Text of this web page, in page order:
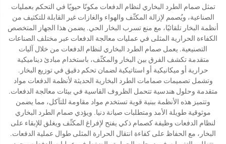
تمثل صمام الطرد البخاري لنظام الدفعات مكونًا حيويًا في التحكم بعمليات
الصناعية، ويُصمم لإزالة المكثّف والهواء والغازات غير القابلة للتكثيف من
أنظمة البخار تلقائيًا، مع منع تسرب البخار الحي. يضمن هذا الجهاز المتخصص
الكفاءة الحرارية المثلى في عمليات معالجة الدفعات عبر مختلف الصناعات
التصنيعية. يعمل صمام الطرد البخاري لنظام الدفعات من خلال آليات
متقدمة تكشف الفرق بين البخار والمكثّف، باستخدام مبادئ ديناميكية
حرارية أو ميكانيكية أو استاتيكية لضمان تحكم دقيق في توزيع البخار.
وتشمل تصميمات صمامات الطرد البخارية الحديثة لأنظمة الدفعات مواد
متقدمة وحلول هندسية تتحمل الظروف القاسية في بيئات معالجة الدفعات.
وتتميز هذه الأنظمة ببنية قوية تستخدم مواد مقاومة للتآكل، مما يضمن
موثوقية طويلة الأمد ومتطلبات صيانة دنيا. ويؤدي صمام الطرد البخاري
لنظام الدفعات وظيفة كصمام ذكي يفتح لإفراغ المكثّف ويغلق للإبقاء على
البخار، مع الحفاظ على كفاءة انتقال الحرارة المثلى طوال عملية الدفعات.